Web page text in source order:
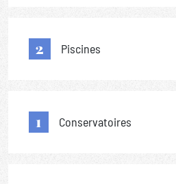
2 Piscines
1 Conservatoires